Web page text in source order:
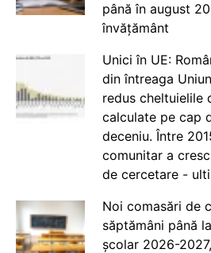
până în august
învățământ
Unici în UE:
din întreaga
redus cheltuielile
calculate pe cap
deceniu. Între
comunitar a
de cercetare -
Noi comasări de
săptămâni până
școlar 2026-